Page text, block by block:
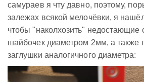
самураев я чту давно, поэтому,
залежах всякой мелочёвки, я
чтобы "наколхозить" недостающие
шайбочек диаметром 2мм, а также
заглушки аналогичного диаметра: